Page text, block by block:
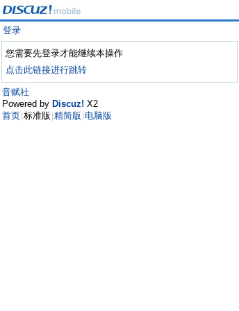
登录
您需要先登录才能继续本操作
点击此链接进行跳转
音赋社
Powered by Discuz! X2
首页 标准版 精简版 电脑版